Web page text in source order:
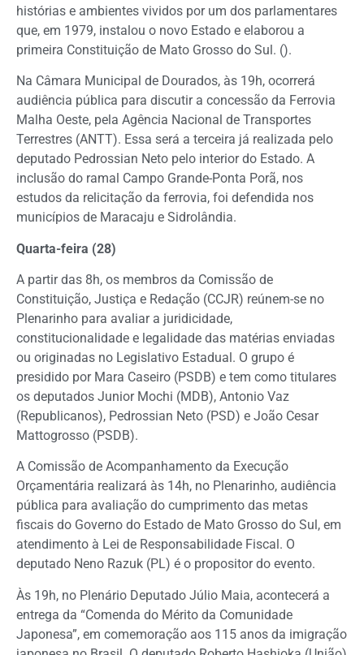
histórias e ambientes vividos por um dos parlamentares
que, em 1979, instalou o novo Estado e elaborou a
primeira Constituição de Mato Grosso do Sul. ().
Na Câmara Municipal de Dourados, às 19h, ocorrerá
audiência pública para discutir a concessão da Ferrovia
Malha Oeste, pela Agência Nacional de Transportes
Terrestres (ANTT). Essa será a terceira já realizada pelo
deputado Pedrossian Neto pelo interior do Estado. A
inclusão do ramal Campo Grande-Ponta Porã, nos
estudos da relicitação da ferrovia, foi defendida nos
municípios de Maracaju e Sidrolândia.
Quarta-feira (28)
A partir das 8h, os membros da Comissão de
Constituição, Justiça e Redação (CCJR) reúnem-se no
Plenarinho para avaliar a juridicidade,
constitucionalidade e legalidade das matérias enviadas
ou originadas no Legislativo Estadual. O grupo é
presidido por Mara Caseiro (PSDB) e tem como titulares
os deputados Junior Mochi (MDB), Antonio Vaz
(Republicanos), Pedrossian Neto (PSD) e João Cesar
Mattogrosso (PSDB).
A Comissão de Acompanhamento da Execução
Orçamentária realizará às 14h, no Plenarinho, audiência
pública para avaliação do cumprimento das metas
fiscais do Governo do Estado de Mato Grosso do Sul, em
atendimento à Lei de Responsabilidade Fiscal. O
deputado Neno Razuk (PL) é o propositor do evento.
Às 19h, no Plenário Deputado Júlio Maia, acontecerá a
entrega da “Comenda do Mérito da Comunidade
Japonesa”, em comemoração aos 115 anos da imigração